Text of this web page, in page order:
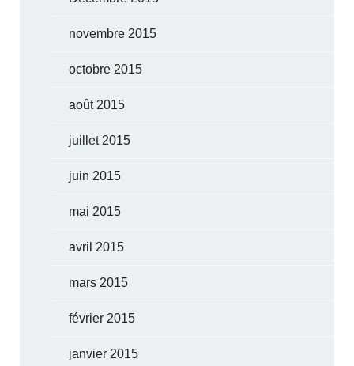
novembre 2015
octobre 2015
août 2015
juillet 2015
juin 2015
mai 2015
avril 2015
mars 2015
février 2015
janvier 2015